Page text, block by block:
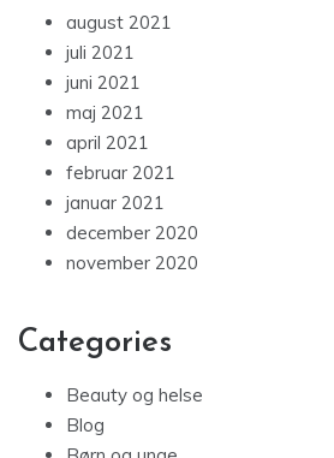
august 2021
juli 2021
juni 2021
maj 2021
april 2021
februar 2021
januar 2021
december 2020
november 2020
Categories
Beauty og helse
Blog